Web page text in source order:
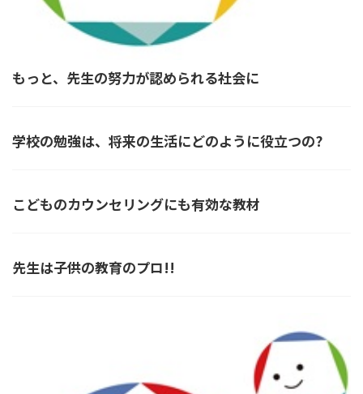
もっと、先生の努力が認められる社会に
学校の勉強は、将来の生活にどのように役立つの?
こどものカウンセリングにも有効な教材
先生は子供の教育のプロ!!